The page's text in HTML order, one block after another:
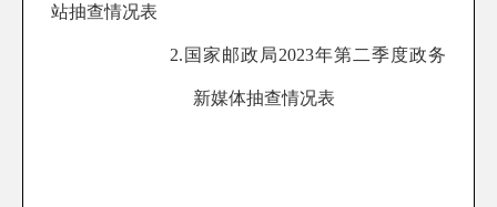
站抽查情况表
2.国家邮政局2023年第二季度政务
新媒体抽查情况表